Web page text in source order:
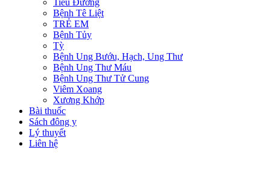
Tiểu Đường
Bệnh Tê Liệt
TRẺ EM
Bệnh Tủy
Tỳ
Bệnh Ung Bướu, Hạch, Ung Thư
Bệnh Ung Thư Máu
Bệnh Ung Thư Tử Cung
Viêm Xoang
Xương Khớp
Bài thuốc
Sách đông y
Lý thuyết
Liên hệ